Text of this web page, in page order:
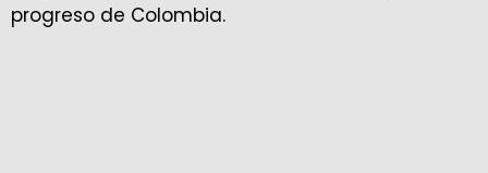
progreso de Colombia.